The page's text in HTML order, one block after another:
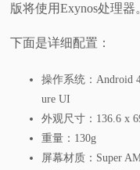
专
版将使用Exynos处理器
下面是详细配置：
操作系统：Android
ure UI
外观尺寸：136.6 x
重量：130g
屏幕材质：Super